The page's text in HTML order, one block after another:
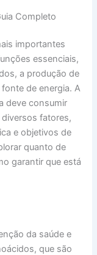
Completo
importantes
essenciais,
a produção de
de energia. A
deve consumir
fatores,
e objetivos de
quanto de
garantir que está
da saúde e
que são